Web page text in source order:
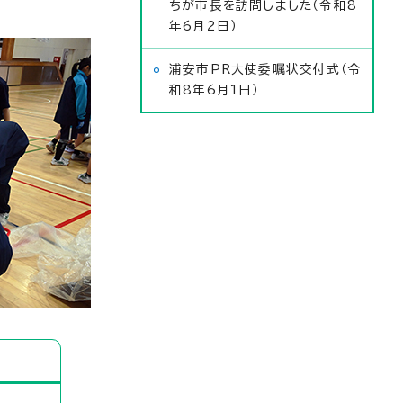
ちが市長を訪問しました（令和8
年6月2日）
浦安市PR大使委嘱状交付式（令
和8年6月1日）